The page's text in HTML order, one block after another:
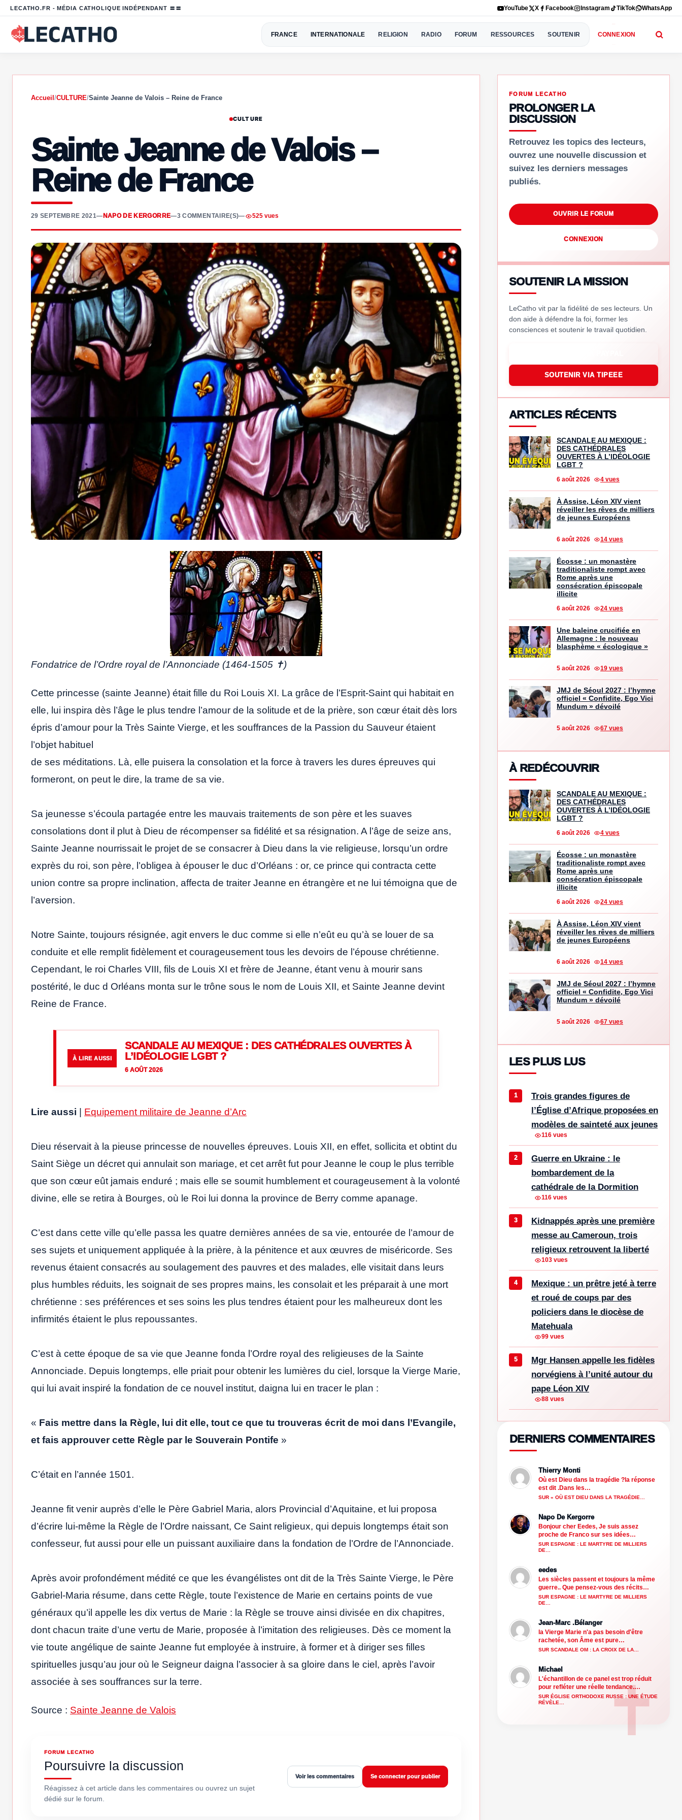
LECATHO.FR - MÉDIA CATHOLIQUE INDÉPENDANT 〓〓 YouTube X Facebook Instagram TikTok WhatsApp
FRANCE INTERNATIONALE RELIGION RADIO FORUM RESSOURCES SOUTENIR CONNEXION
Accueil /CULTURE/Sainte Jeanne de Valois – Reine de France
CULTURE
Sainte Jeanne de Valois –
Reine de France
29 SEPTEMBRE 2021— NAPO DE KERGORRE—3 COMMENTAIRE(S)— 525 vues
Fondatrice de l’Ordre royal de l’Annonciade (1464-1505 ✝)
Cette princesse (sainte Jeanne) était fille du Roi Louis XI. La grâce de l’Esprit-Saint qui habitait en
elle, lui inspira dès l’âge le plus tendre l’amour de la solitude et de la prière, son cœur était dès lors
épris d’amour pour la Très Sainte Vierge, et les souffrances de la Passion du Sauveur étaient
l’objet habituel
de ses méditations. Là, elle puisera la consolation et la force à travers les dures épreuves qui
formeront, on peut le dire, la trame de sa vie.
Sa jeunesse s’écoula partagée entre les mauvais traitements de son père et les suaves
consolations dont il plut à Dieu de récompenser sa fidélité et sa résignation. A l’âge de seize ans,
Sainte Jeanne nourrissait le projet de se consacrer à Dieu dans la vie religieuse, lorsqu’un ordre
exprès du roi, son père, l’obligea à épouser le duc d’Orléans : or, ce prince qui contracta cette
union contre sa propre inclination, affecta de traiter Jeanne en étrangère et ne lui témoigna que de
l’aversion.
Notre Sainte, toujours résignée, agit envers le duc comme si elle n’eût eu qu’à se louer de sa
conduite et elle remplit fidèlement et courageusement tous les devoirs de l’épouse chrétienne.
Cependant, le roi Charles VIII, fils de Louis XI et frère de Jeanne, étant venu à mourir sans
postérité, le duc d Orléans monta sur le trône sous le nom de Louis XII, et Sainte Jeanne devint
Reine de France.
À LIRE AUSSI
SCANDALE AU MEXIQUE : DES CATHÉDRALES OUVERTES À
L’IDÉOLOGIE LGBT ?
6 AOÛT 2026
Lire aussi Equipement militaire de Jeanne d’Arc
Dieu réservait à la pieuse princesse de nouvelles épreuves. Louis XII, en effet, sollicita et obtint du
Saint Siège un décret qui annulait son mariage, et cet arrêt fut pour Jeanne le coup le plus terrible
que son cœur eût jamais enduré ; mais elle se soumit humblement et courageusement à la volonté
divine, elle se retira à Bourges, où le Roi lui donna la province de Berry comme apanage.
C’est dans cette ville qu’elle passa les quatre dernières années de sa vie, entourée de l’amour de
ses sujets et uniquement appliquée à la prière, à la pénitence et aux œuvres de miséricorde. Ses
revenus étaient consacrés au soulagement des pauvres et des malades, elle visitait dans leurs
plus humbles réduits, les soignait de ses propres mains, les consolait et les préparait à une mort
chrétienne : ses préférences et ses soins les plus tendres étaient pour les malheureux dont les
infirmités étaient le plus repoussantes.
C’est à cette époque de sa vie que Jeanne fonda l’Ordre royal des religieuses de la Sainte
Annonciade. Depuis longtemps, elle priait pour obtenir les lumières du ciel, lorsque la Vierge Marie,
qui lui avait inspiré la fondation de ce nouvel institut, daigna lui en tracer le plan :
« Fais mettre dans la Règle, lui dit elle, tout ce que tu trouveras écrit de moi dans l’Evangile,
et fais approuver cette Règle par le Souverain Pontife »
C’était en l’année 1501.
Jeanne fit venir auprès d’elle le Père Gabriel Maria, alors Provincial d’Aquitaine, et lui proposa
d’écrire lui-même la Règle de l’Ordre naissant, Ce Saint religieux, qui depuis longtemps était son
confesseur, fut aussi pour elle un puissant auxiliaire dans la fondation de l’Ordre de l’Annonciade.
Après avoir profondément médité ce que les évangélistes ont dit de la Très Sainte Vierge, le Père
Gabriel-Maria résume, dans cette Règle, toute l’existence de Marie en certains points de vue
généraux qu’il appelle les dix vertus de Marie : la Règle se trouve ainsi divisée en dix chapitres,
dont chacun traite d’une vertu de Marie, proposée à l’imitation des religieuses. Dès ce moment la
vie toute angélique de sainte Jeanne fut employée à instruire, à former et à diriger ses filles
spirituelles jusqu’au jour où le Seigneur daigna l’associer à sa gloire dans le ciel, après l’avoir
associée à ses souffrances sur la terre.
Source : Sainte Jeanne de Valois
FORUM LECATHO
Poursuivre la discussion
Réagissez à cet article dans les commentaires ou ouvrez un sujet
dédié sur le forum.
Voir les commentaires Se connecter pour publier
FORUM LECATHO
PROLONGER LA
DISCUSSION
Retrouvez les topics des lecteurs,
ouvrez une nouvelle discussion et
suivez les derniers messages
publiés.
OUVRIR LE FORUM
CONNEXION
SOUTENIR LA MISSION
LeCatho vit par la fidélité de ses lecteurs. Un
don aide à défendre la foi, former les
consciences et soutenir le travail quotidien.
SOUTENIR VIA TIPEEE
ARTICLES RÉCENTS
SCANDALE AU MEXIQUE :
DES CATHÉDRALES
OUVERTES À L’IDÉOLOGIE
LGBT ?
6 août 2026 4 vues
À Assise, Léon XIV vient
réveiller les rêves de milliers
de jeunes Européens
6 août 2026 14 vues
Écosse : un monastère
traditionaliste rompt avec
Rome après une
consécration épiscopale
illicite
6 août 2026 24 vues
Une baleine crucifiée en
Allemagne : le nouveau
blasphème « écologique »
5 août 2026 19 vues
JMJ de Séoul 2027 : l’hymne
officiel « Confidite, Ego Vici
Mundum » dévoilé
5 août 2026 67 vues
À REDÉCOUVRIR
SCANDALE AU MEXIQUE :
DES CATHÉDRALES
OUVERTES À L’IDÉOLOGIE
LGBT ?
6 août 2026 4 vues
Écosse : un monastère
traditionaliste rompt avec
Rome après une
consécration épiscopale
illicite
6 août 2026 24 vues
À Assise, Léon XIV vient
réveiller les rêves de milliers
de jeunes Européens
6 août 2026 14 vues
JMJ de Séoul 2027 : l’hymne
officiel « Confidite, Ego Vici
Mundum » dévoilé
5 août 2026 67 vues
LES PLUS LUS
Trois grandes figures de
l’Église d’Afrique proposées en
modèles de sainteté aux jeunes
116 vues
Guerre en Ukraine : le
bombardement de la
cathédrale de la Dormition
116 vues
Kidnappés après une première
messe au Cameroun, trois
religieux retrouvent la liberté
103 vues
Mexique : un prêtre jeté à terre
et roué de coups par des
policiers dans le diocèse de
Matehuala
99 vues
Mgr Hansen appelle les fidèles
norvégiens à l’unité autour du
pape Léon XIV
88 vues
DERNIERS COMMENTAIRES
Thierry Monti
Où est Dieu dans la tragédie ?la réponse
est dit .Dans les…
SUR « OÙ EST DIEU DANS LA TRAGÉDIE…
Napo De Kergorre
Bonjour cher Eedes, Je suis assez
proche de Franco sur ses idées…
SUR ESPAGNE : LE MARTYRE DE MILLIERS
DE…
eedes
Les siècles passent et toujours la même
guerre.. Que pensez-vous des récits…
SUR ESPAGNE : LE MARTYRE DE MILLIERS
DE…
Jean-Marc .Bélanger
la Vierge Marie n'a pas besoin d'être
rachetée, son Âme est pure…
SUR SCANDALE OM : LA CROIX DE LA…
Michael
L'échantillon de ce panel est trop réduit
pour refléter une réelle tendance.…
SUR ÉGLISE ORTHODOXE RUSSE : UNE ÉTUDE
RÉVÈLE…